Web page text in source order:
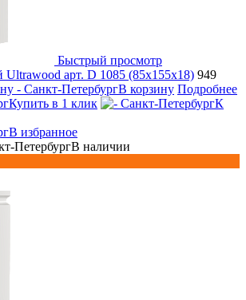
Быстрый просмотр
арт. D 1085 (85x155x18) 949
В корзину Подробнее
Купить в 1 клик
К
В избранное
В наличии